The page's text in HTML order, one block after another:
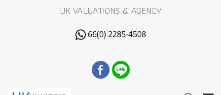
UK VALUATIONS & AGENCY
66(0) 2285-4508